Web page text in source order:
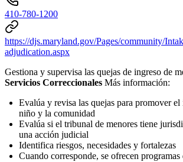
410-780-1200​​
https://djs.maryland.gov/Pages/community/
adjudication.aspx
Gestiona y supervisa las quejas de ingreso de
Servicios Correccionales Más información:
Evalúa y revisa las quejas para promover el
niño y la comunidad
Evalúa si el tribunal de menores tiene
una acción judicial
Identifica riesgos, necesidades y fortalezas
Cuando corresponde, se ofrecen programas